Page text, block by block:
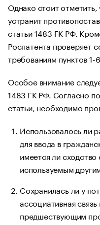
Однако стоит
устранит
статьи 1483 ГК РФ.
Роспатента проверяет
требованиям пунктов
Особое внимание
1483 ГК РФ. Согласно
статьи, необходимо
Использовалось ли
для ввода в
имеется ли
используемым
Сохранилась ли у
ассоциативная
предшествующим